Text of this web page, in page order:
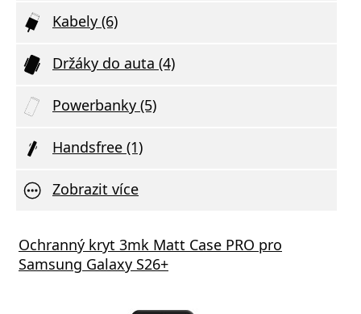
Kabely (6)
Držáky do auta (4)
Powerbanky (5)
Handsfree (1)
Zobrazit více
Ochranný kryt 3mk Matt Case PRO pro
Samsung Galaxy S26+